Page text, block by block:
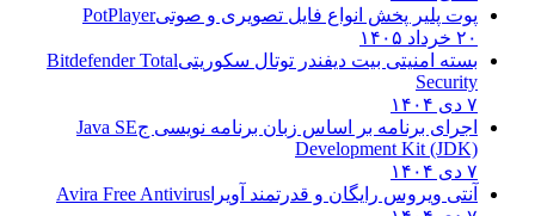
پوت پلیر پخش انواع فایل تصویری و صوتیPotPlayer
۲۰ خرداد ۱۴۰۵
بسته امنیتی بیت دیفندر توتال سکوریتیBitdefender Total
Security
۷ دی ۱۴۰۴
اجرای برنامه بر اساس زبان برنامه نویسی جJava SE
Development Kit (JDK)
۷ دی ۱۴۰۴
آنتی ویروس رایگان و قدرتمند آویرا Avira Free Antivirus